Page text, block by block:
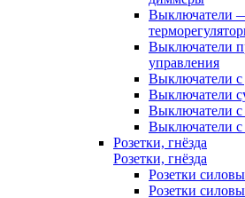
Выключатели
Выключатели
управления
Выключатели
Выключатели
Выключатели с
Выключатели
Розетки, гнёзда
Розетки, гнёзда
Розетки
Розетки